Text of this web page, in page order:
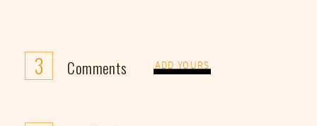
3 Comments ADD YOURS